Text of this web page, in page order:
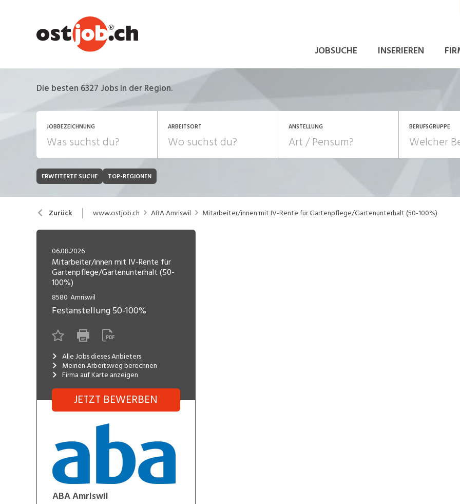
JOBSUCHE INSERIEREN
Die besten 6327 Jobs in der Region.
JOBBEZEICHNUNG ARBEITSORT ANSTELLUNG
JOB-TYP
Festanstellung
Temporär (befristet)
Freelance
Lehrstelle
BERUFSGRUPPE
Bank, Versicherung
Chemie, Pharma, Biotechnologie
Consulting, Human Resources Einkauf, Logistik,
Verkehr
Engineering, Technik, Architektur
Gastronomie, Hotellerie,
Tourismus, Lebensmittel
Informatik, Telekommunikation
Marketing, Kommunikation,
Medien, Druck
Verkauf, Handel, Kundenberatung,
Aussendienst
ERWEITERTE SUCHE TOP-REGIONEN
Zurück www.ostjob.ch ABA Amriswil Mitarbeiter/innen mit IV-Rente für Gartenpflege/Gartenunterhalt (50-100%)
06.08.2026
Mitarbeiter/innen mit IV-Rente für
Gartenpflege/Gartenunterhalt (50-
100%)
8580 Amriswil
Festanstellung50-100%
Alle Jobs dieses Anbieters
Meinen Arbeitsweg berechnen
Firma auf Karte anzeigen
JETZT BEWERBEN
ABA Amriswil